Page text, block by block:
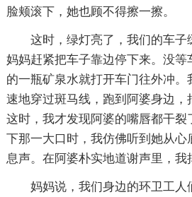
脸颊滚下，她也顾不得擦一擦。
这时，绿灯亮了，我们的车子
妈妈赶紧把车子靠边停下来。没等
的一瓶矿泉水就打开车门往外冲
速地穿过斑马线，跑到阿婆身边，
这时，我才发现阿婆的嘴唇都干裂
下那一大口时，我仿佛听到她从心
息声。在阿婆朴实地道谢声里，我
妈妈说，我们身边的环卫工